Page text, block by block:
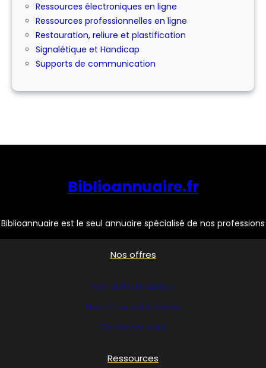
Ressources électroniques en ligne
Ressources professionnelles en ligne
Restauration, reliure et plastification
Signalétique et Handicap
Supports de communication
Biblioannuaire.fr
Biblioannuaire est le seul annuaire spécialisé de nos professions
Nos offres
Nos tarifs d’insertion
Nos offres publicitaires
Contactez nous
Ressources